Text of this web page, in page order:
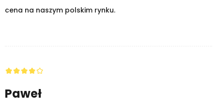
cena na naszym polskim rynku.
Paweł